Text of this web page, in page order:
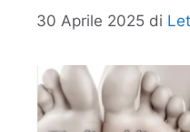
30 Aprile 2025 di